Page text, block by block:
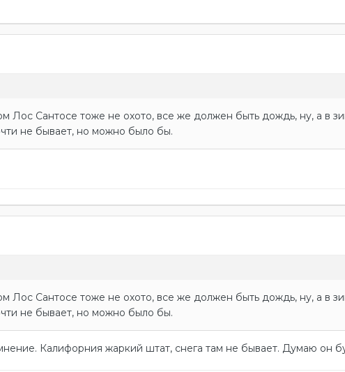
Лос Сантосе тоже не охото, все же должен быть дождь, ну, а в
не бывает, но можно было бы.
Лос Сантосе тоже не охото, все же должен быть дождь, ну, а в
не бывает, но можно было бы.
Калифорния жаркий штат, снега там не бывает. Думаю он